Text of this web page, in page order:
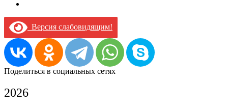
Версия слабовидящим!
Поделиться в социальных сетях
2026